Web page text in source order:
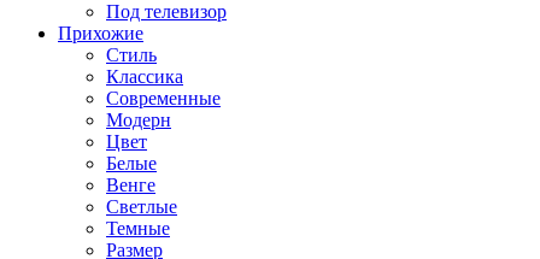
Под телевизор
Прихожие
Стиль
Классика
Современные
Модерн
Цвет
Белые
Венге
Светлые
Темные
Размер